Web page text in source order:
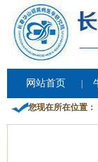
网站首页
您现在所在位置：